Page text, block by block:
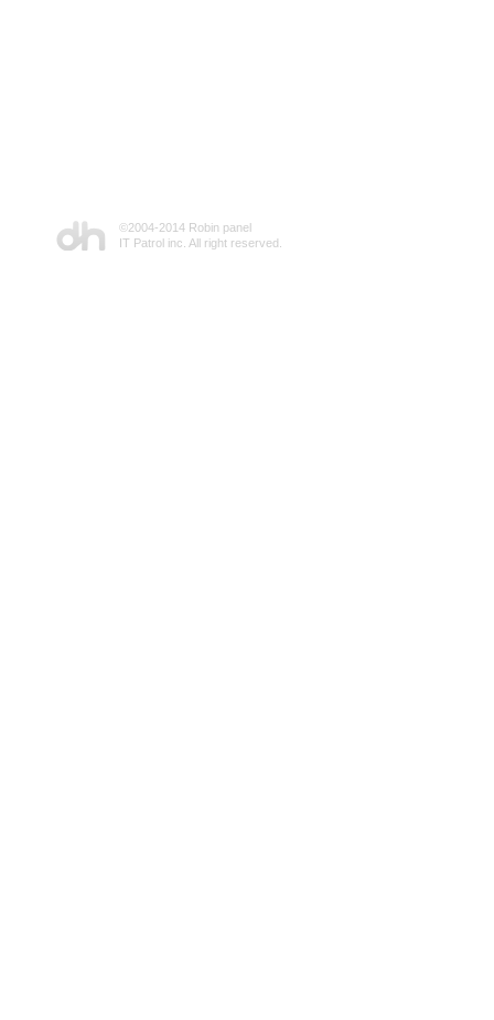
©2004-2014 Robin panel
IT Patrol inc. All right reserved.